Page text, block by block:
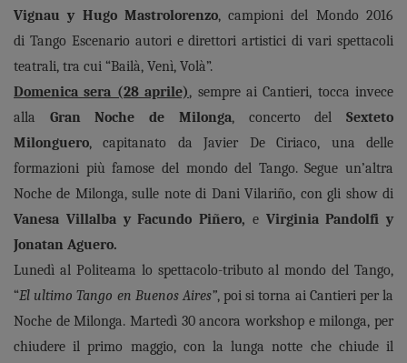
Vignau y Hugo Mastrolorenzo, campioni del Mondo 2016
di Tango Escenario autori e direttori artistici di vari spettacoli
teatrali, tra cui “Bailà, Venì, Volà”.
Domenica sera (28 aprile), sempre ai Cantieri, tocca invece
alla Gran Noche de Milonga, concerto delSexteto
Milonguero, capitanato da Javier De Ciriaco, una delle
formazioni più famose del mondo del Tango. Segue un’altra
Noche de Milonga, sulle note di Dani Vilariño, con gli show di
Vanesa Villalba y Facundo Piñero, e Virginia Pandolfi y
Jonatan Aguero.
Lunedì al Politeama lo spettacolo-tributo al mondo del Tango,
“El ultimo Tango en Buenos Aires”, poi si torna ai Cantieri per la
Noche de Milonga. Martedì 30 ancora workshop e milonga, per
chiudere il primo maggio, con la lunga notte che chiude il